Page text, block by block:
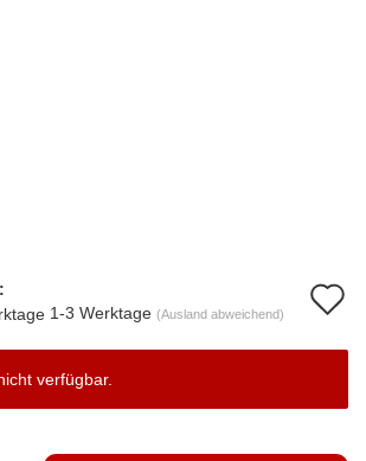
1-3 Werktage (Ausland abweichend)
verfügbar.